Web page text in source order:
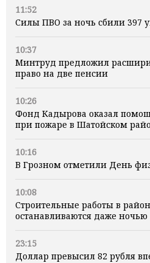
11:52
Силы ПВО за ночь сбили 397
10:37
Минтруд предложил
право на две пенсии
10:26
Фонд Кадырова оказал
при пожаре в Шатойском
10:16
В Грозном отметили День
10:08
Строительные работы в
останавливаются даже ночью
23:15
Доллар превысил 82 рубля